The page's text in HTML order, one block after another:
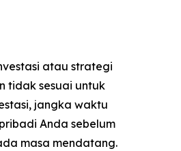
atau strategi
tidak sesuai untuk
jangka waktu
Anda sebelum
masa mendatang.